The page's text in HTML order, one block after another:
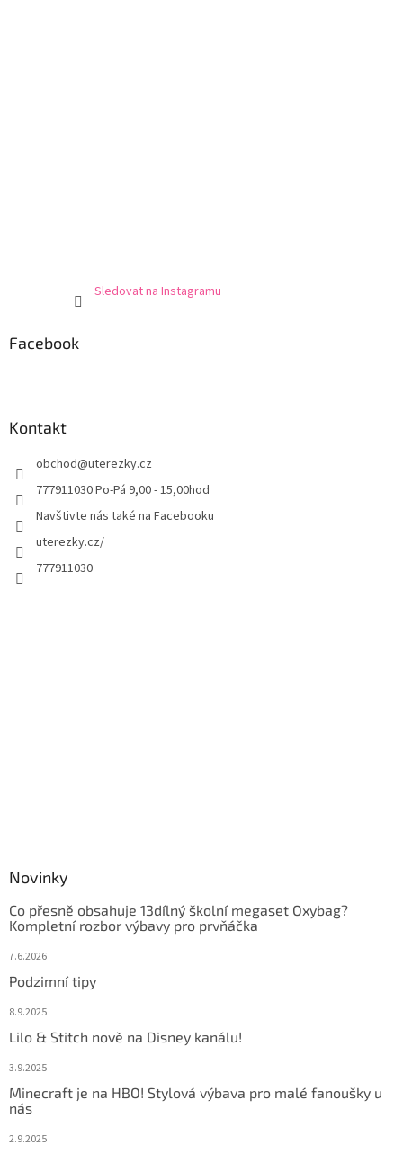
Sledovat na Instagramu
Facebook
Kontakt
obchod@uterezky.cz
777911030 Po-Pá 9,00 - 15,00hod
Navštivte nás také na Facebooku
uterezky.cz/
777911030
Novinky
Co přesně obsahuje 13dílný školní megaset Oxybag?
Kompletní rozbor výbavy pro prvňáčka
7.6.2026
Podzimní tipy
8.9.2025
Lilo & Stitch nově na Disney kanálu!
3.9.2025
Minecraft je na HBO! Stylová výbava pro malé fanoušky u
nás
2.9.2025